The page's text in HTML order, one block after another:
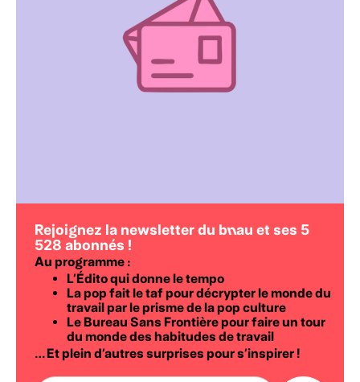
Rejoignez la newsletter du bnau et ses 5
528 abonnés !
Au programme :
L’Édito qui donne le tempo
La pop fait le taf pour décrypter le monde du
travail par le prisme de la pop culture
Le Bureau Sans Frontière pour faire un tour
du monde des habitudes de travail
… Et plein d’autres surprises pour s’inspirer !